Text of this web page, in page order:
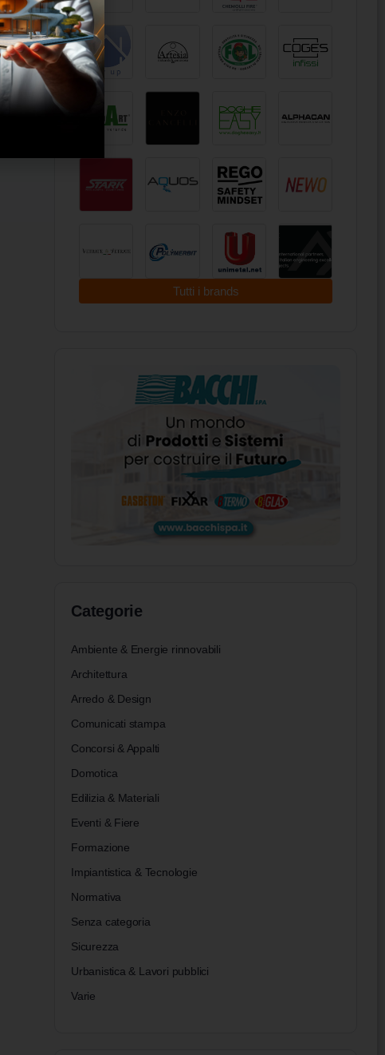
Tutti i brands
Categorie
Ambiente & Energie rinnovabili
Architettura
Arredo & Design
Comunicati stampa
Concorsi & Appalti
Domotica
Edilizia & Materiali
Eventi & Fiere
Formazione
Impiantistica & Tecnologie
Normativa
Senza categoria
Sicurezza
Urbanistica & Lavori pubblici
Varie